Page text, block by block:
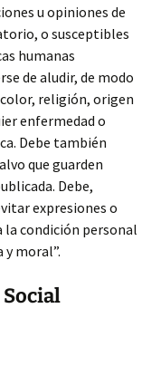
u opiniones de
o susceptibles
humanas
de aludir, de modo
religión, origen
enfermedad o
Debe también
que guarden
Debe,
expresiones o
condición personal
y moral”.